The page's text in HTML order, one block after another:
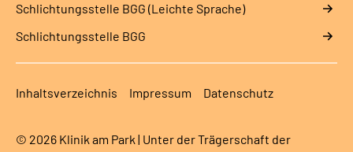
Schlich­tungs­stel­le BGG (Leichte Sprache)
Schlich­tungs­stel­le BGG
Inhaltsverzeichnis Impressum Datenschutz
© 2026 Klinik am Park | Unter der Trägerschaft der